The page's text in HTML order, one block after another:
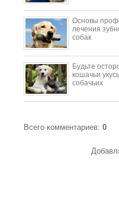
Основы
лечения
собак
Будьте
кошачьи
собачьих
Всего комментариев: 0